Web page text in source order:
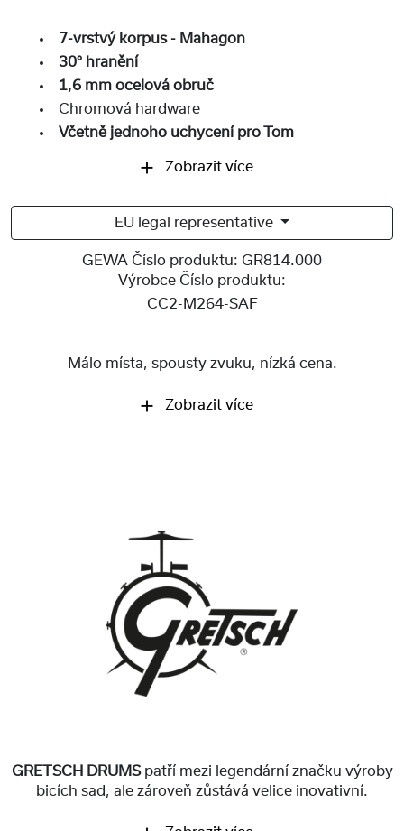
7-vrstvý korpus - Mahagon
30° hranění
1,6 mm ocelová obruč
Chromová hardware
Včetně jednoho uchycení pro Tom
Zobrazit více
EU legal representative
GEWA Číslo produktu: GR814.000
Výrobce Číslo produktu:
CC2-M264-SAF
Málo místa, spousty zvuku, nízká cena.
Zobrazit více
GRETSCH DRUMS patří mezi legendární značku výroby
bicích sad, ale zároveň zůstává velice inovativní.